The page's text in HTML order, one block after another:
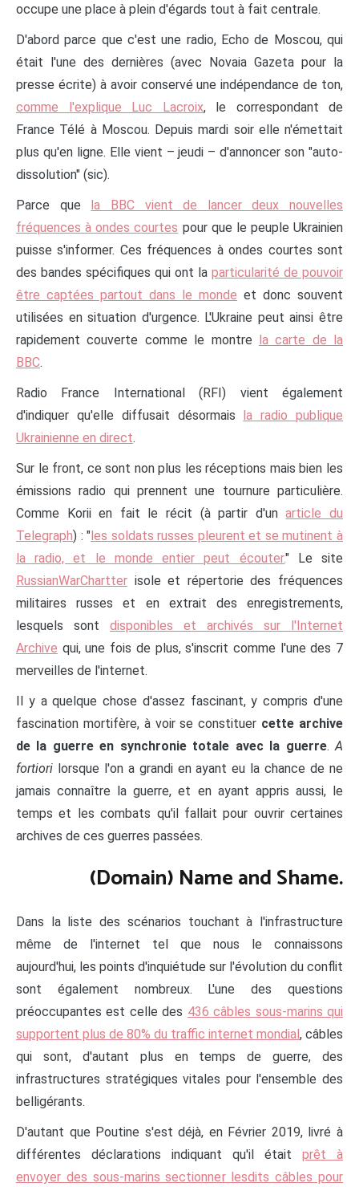
occupe une place à plein d'égards tout à fait centrale.
D'abord parce que c'est une radio, Echo de Moscou, qui
était l'une des dernières (avec Novaia Gazeta pour la
presse écrite) à avoir conservé une indépendance de ton,
comme l'explique Luc Lacroix, le correspondant de
France Télé à Moscou. Depuis mardi soir elle n'émettait
plus qu'en ligne. Elle vient – jeudi – d'annoncer son "auto-
dissolution" (sic).
Parce que la BBC vient de lancer deux nouvelles
fréquences à ondes courtes pour que le peuple Ukrainien
puisse s'informer. Ces fréquences à ondes courtes sont
des bandes spécifiques qui ont la particularité de pouvoir
être captées partout dans le monde et donc souvent
utilisées en situation d'urgence. L'Ukraine peut ainsi être
rapidement couverte comme le montre la carte de la
BBC.
Radio France International (RFI) vient également
d'indiquer qu'elle diffusait désormais la radio publique
Ukrainienne en direct.
Sur le front, ce sont non plus les réceptions mais bien les
émissions radio qui prennent une tournure particulière.
Comme Korii en fait le récit (à partir d'unarticle du
Telegraph) : "les soldats russes pleurent et se mutinent à
la radio, et le monde entier peut écouter." Le site
RussianWarChartter isole et répertorie des fréquences
militaires russes et en extrait des enregistrements,
lesquels sont disponibles et archivés sur l'Internet
Archive qui, une fois de plus, s'inscrit comme l'une des 7
merveilles de l'internet.
Il y a quelque chose d'assez fascinant, y compris d'une
fascination mortifère, à voir se constituer cette archive
de la guerre en synchronie totale avec la guerre.A
fortiori lorsque l'on a grandi en ayant eu la chance de ne
jamais connaître la guerre, et en ayant appris aussi, le
temps et les combats qu'il fallait pour ouvrir certaines
archives de ces guerres passées.
(Domain) Name and Shame.
Dans la liste des scénarios touchant à l'infrastructure
même de l'internet tel que nous le connaissons
aujourd'hui, les points d'inquiétude sur l'évolution du conflit
sont également nombreux. L'une des questions
préoccupantes est celle des 436 câbles sous-marins qui
supportent plus de 80% du traffic internet mondial, câbles
qui sont, d'autant plus en temps de guerre, des
infrastructures stratégiques vitales pour l'ensemble des
belligérants.
D'autant que Poutine s'est déjà, en Février 2019, livré à
différentes déclarations indiquant qu'il était prêt à
envoyer des sous-marins sectionner lesdits câbles pour